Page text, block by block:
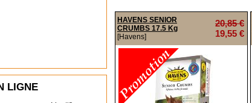
LIGNE
HAVENS SENIOR
CRUMBS 17.5 Kg
[Havens]
20,85 €
19,55 €